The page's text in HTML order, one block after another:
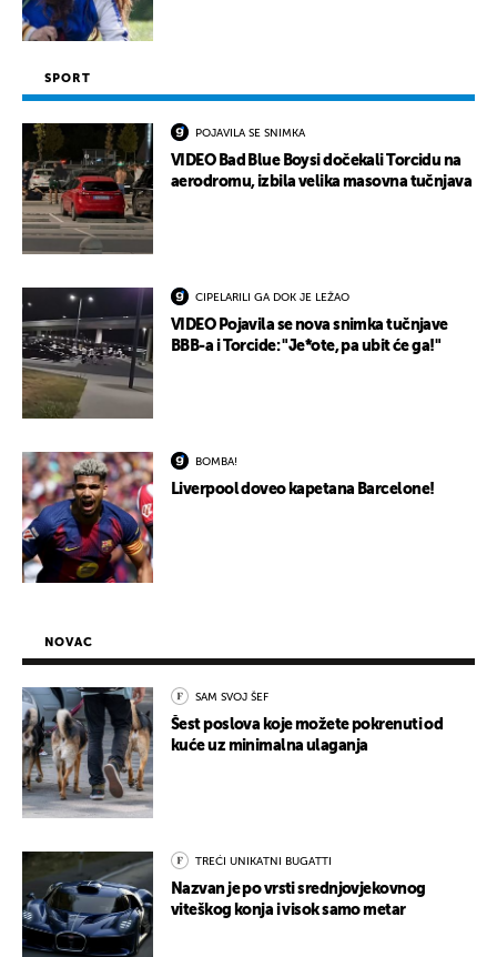
SPORT
POJAVILA SE SNIMKA
VIDEO Bad Blue Boysi dočekali Torcidu na
aerodromu, izbila velika masovna tučnjava
CIPELARILI GA DOK JE LEŽAO
VIDEO Pojavila se nova snimka tučnjave
BBB-a i Torcide: "Je*ote, pa ubit će ga!"
BOMBA!
Liverpool doveo kapetana Barcelone!
NOVAC
SAM SVOJ ŠEF
Šest poslova koje možete pokrenuti od
kuće uz minimalna ulaganja
TREĆI UNIKATNI BUGATTI
Nazvan je po vrsti srednjovjekovnog
viteškog konja i visok samo metar